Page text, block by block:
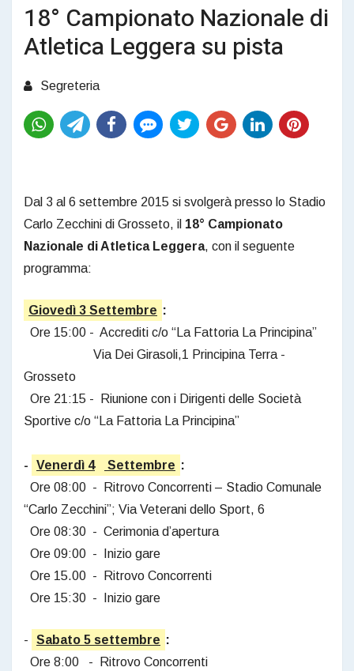
18° Campionato Nazionale di
Atletica Leggera su pista
Segreteria
Dal 3 al 6 settembre 2015 si svolgerà presso lo Stadio
Carlo Zecchini di Grosseto, il 18° Campionato
Nazionale di Atletica Leggera, con il seguente
programma:
Giovedì 3 Settembre :
Ore 15:00 - Accrediti c/o “La Fattoria La Principina”
Via Dei Girasoli,1 Principina Terra -
Grosseto
Ore 21:15 - Riunione con i Dirigenti delle Società
Sportive c/o “La Fattoria La Principina”
- Venerdì 4 Settembre :
Ore 08:00 - Ritrovo Concorrenti – Stadio Comunale
“Carlo Zecchini”; Via Veterani dello Sport, 6
Ore 08:30 - Cerimonia d’apertura
Ore 09:00 - Inizio gare
Ore 15.00 - Ritrovo Concorrenti
Ore 15:30 - Inizio gare
- Sabato 5 settembre :
Ore 8:00 - Ritrovo Concorrenti